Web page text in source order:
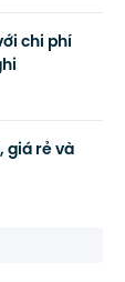
chi phí
giá rẻ và